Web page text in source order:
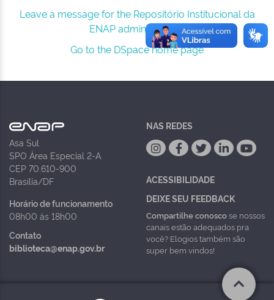
Leave a message for the Repositório Institucional da
ENAP administrators.
Go to the DSpace home page
Asa Sul
SPO Área Especial 2-A
CEP 70.610-900
Brasília/DF
Horário de funcionamento
08h00 às 18h00
Contato
biblioteca@enap.gov.br
NAS REDES
ACESSIBILIDADE
DEIXE SEU FEEDBACK
Compartilhe conoscose nossos
canais estão adequados pra
você? Elogios também são
super bem vindos!